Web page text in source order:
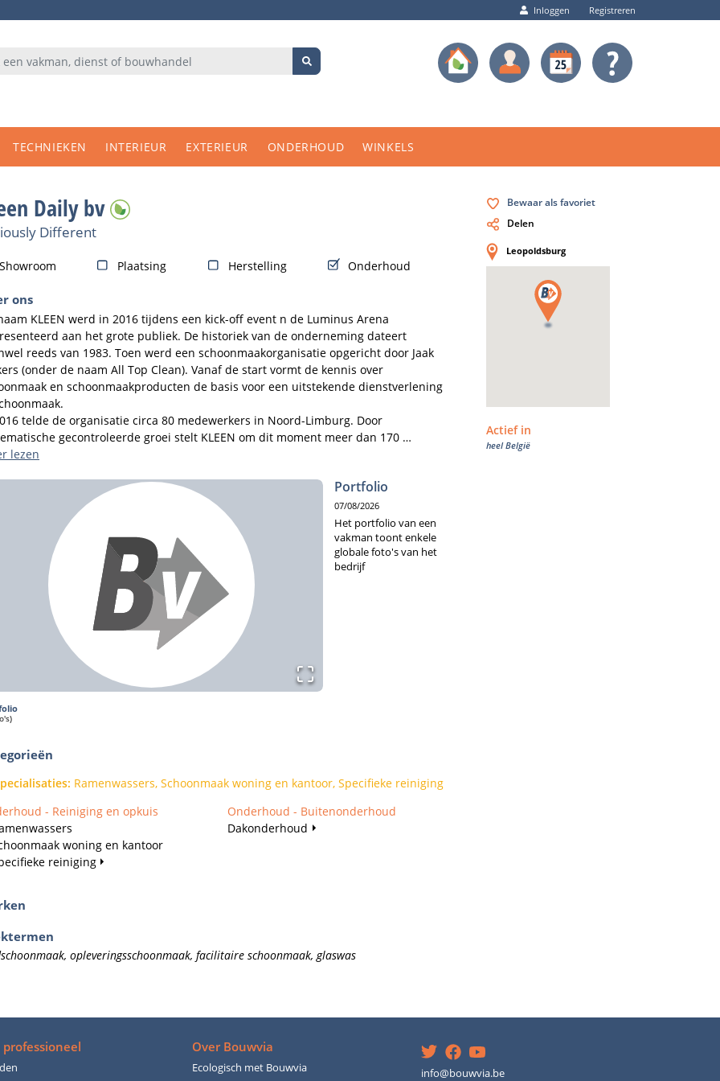
Inloggen Registreren
TECHNIEKEN INTERIEUR EXTERIEUR ONDERHOUD WINKELS
Daily bv
Different
Showroom Plaatsing Herstelling Onderhoud
ons
KLEEN werd in 2016 tijdens een kick-off event n de Luminus Arena
aan het grote publiek. De historiek van de onderneming dateert
reeds van 1983. Toen werd een schoonmaakorganisatie opgericht door Jaak
(onder de naam All Top Clean). Vanaf de start vormt de kennis over
en schoonmaakproducten de basis voor een uitstekende dienstverlening
telde de organisatie circa 80 medewerkers in Noord-Limburg. Door
gecontroleerde groei stelt KLEEN om dit moment meer dan 170
tewerk in de regio Limburg – Vlaams-Brabant – Antwerpen.
bedrijfsvisie. Dat stelt de KLEENERS in staat om de door de klanten
lezen
Portfolio
07/08/2026
Het portfolio van een
vakman toont enkele
globale foto's van het
bedrijf
: Ramenwassers, Schoonmaak woning en kantoor, Specifieke reiniging
- Reiniging en opkuis
woning en kantoor
reiniging
Onderhoud - Buitenonderhoud
Dakonderhoud
opleveringsschoonmaak, facilitaire schoonmaak, glaswas
Bewaar als favoriet
Delen
Leopoldsburg
Actief in
heel België
Over Bouwvia
Ecologisch met Bouwvia info@bouwvia.be